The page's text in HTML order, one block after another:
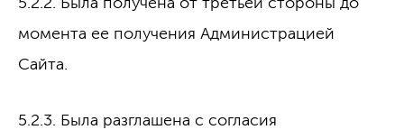
момента ее получения Администрацией
Сайта.
5.2.3. Была разглашена с согласия